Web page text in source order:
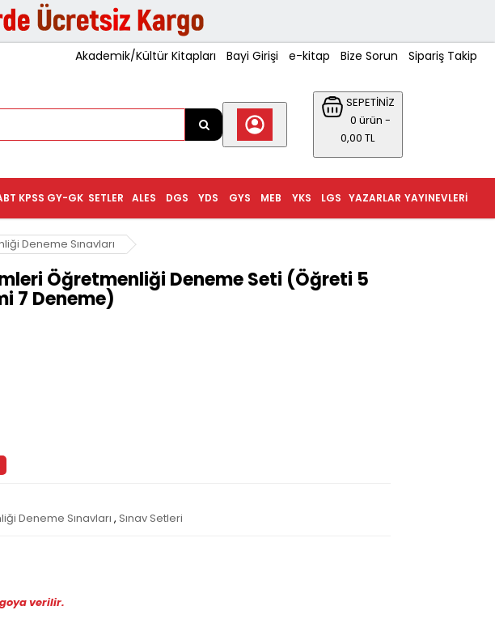
Akademik/Kültür Kitapları Bayi Girişi e-kitap Bize Sorun Sipariş Takip
SEPETİNİZ
0 ürün -
0,00 TL
YAYINEVLERI
YAZARLAR
LGS
YKS
MEB
GYS
YDS
DGS
ALES
SETLER
KPSS GY-GK
Deneme Sınavları
Öğretmenliği Deneme Seti (Öğreti 5
7 Deneme)
Deneme Sınavları , Sınav Setleri
verilir.